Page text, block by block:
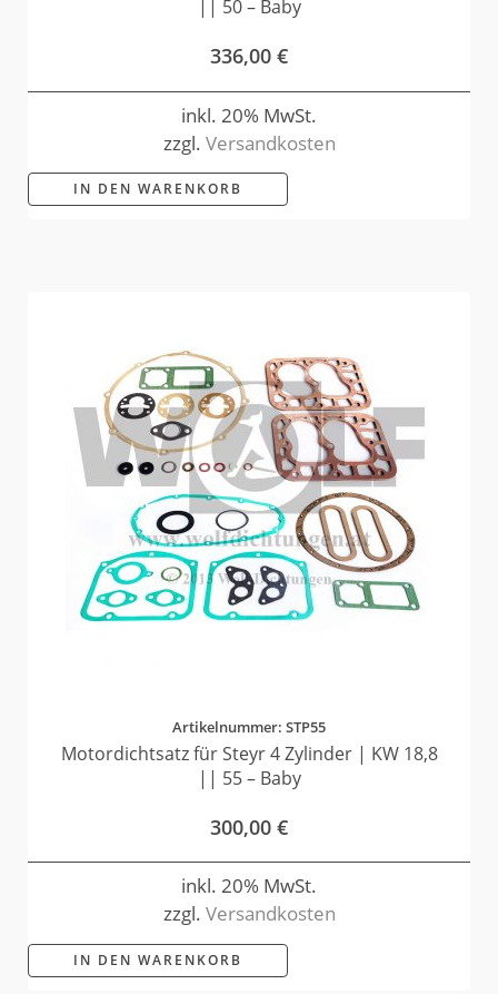
|| 50 – Baby
336,00 €
inkl. 20% MwSt.
zzgl. Versandkosten
IN DEN WARENKORB
Artikelnummer: STP55
Motordichtsatz für Steyr 4 Zylinder | KW 18,8
|| 55 – Baby
300,00 €
inkl. 20% MwSt.
zzgl. Versandkosten
IN DEN WARENKORB